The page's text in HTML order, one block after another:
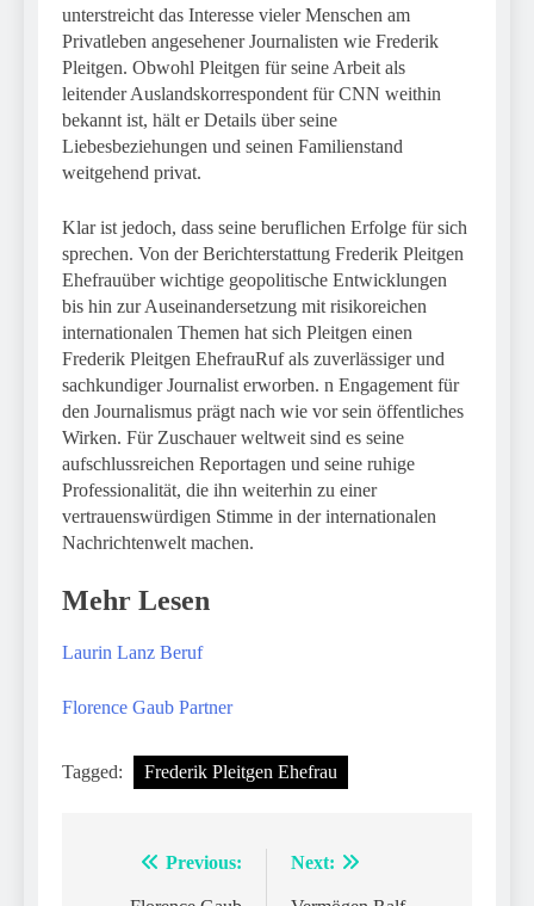
unterstreicht das Interesse vieler Menschen am
Privatleben angesehener Journalisten wie Frederik
Pleitgen. Obwohl Pleitgen für seine Arbeit als
leitender Auslandskorrespondent für CNN weithin
bekannt ist, hält er Details über seine
Liebesbeziehungen und seinen Familienstand
weitgehend privat.
Klar ist jedoch, dass seine beruflichen Erfolge für sich
sprechen. Von der Berichterstattung Frederik Pleitgen
Ehefrauüber wichtige geopolitische Entwicklungen
bis hin zur Auseinandersetzung mit risikoreichen
internationalen Themen hat sich Pleitgen einen
Frederik Pleitgen EhefrauRuf als zuverlässiger und
sachkundiger Journalist erworben. n Engagement für
den Journalismus prägt nach wie vor sein öffentliches
Wirken. Für Zuschauer weltweit sind es seine
aufschlussreichen Reportagen und seine ruhige
Professionalität, die ihn weiterhin zu einer
vertrauenswürdigen Stimme in der internationalen
Nachrichtenwelt machen.
Mehr Lesen
Laurin Lanz Beruf
Florence Gaub Partner
Tagged: Frederik Pleitgen Ehefrau
Previous: Next: